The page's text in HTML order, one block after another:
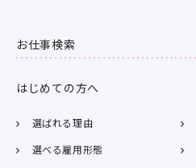
お仕事検索
はじめての方へ
選ばれる理由
選べる雇用形態